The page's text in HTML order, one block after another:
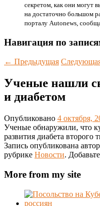
секретом, как они могут
на достаточно большом
порталу Autonews,
Навигация по
← Предыдущая
Ученые нашли
и диабетом
Опубликовано 4 октября,
Ученые обнаружили, что
развития диабета второго
Запись опубликована
рубрике Новости.
More from my site